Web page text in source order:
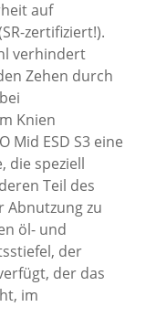
auf
zertifiziert!).
verhindert
Zehen durch
Knien
Mid ESD S3 eine
die speziell
Teil des
Abnutzung zu
öl- und
der
der das
im